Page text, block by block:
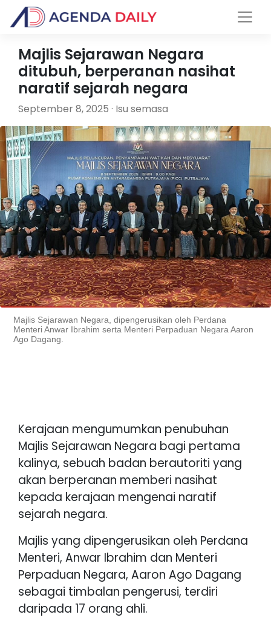
Majlis Sejarawan Negara
ditubuh, berperanan nasihat
naratif sejarah negara
September 8, 2025 · Isu semasa
Majlis Sejarawan Negara, dipengerusikan oleh Perdana
Menteri Anwar Ibrahim serta Menteri Perpaduan Negara Aaron
Ago Dagang.
Kerajaan mengumumkan penubuhan
Majlis Sejarawan Negara bagi pertama
kalinya, sebuah badan berautoriti yang
akan berperanan memberi nasihat
kepada kerajaan mengenai naratif
sejarah negara.
Majlis yang dipengerusikan oleh Perdana
Menteri, Anwar Ibrahim dan Menteri
Perpaduan Negara, Aaron Ago Dagang
sebagai timbalan pengerusi, terdiri
daripada 17 orang ahli.